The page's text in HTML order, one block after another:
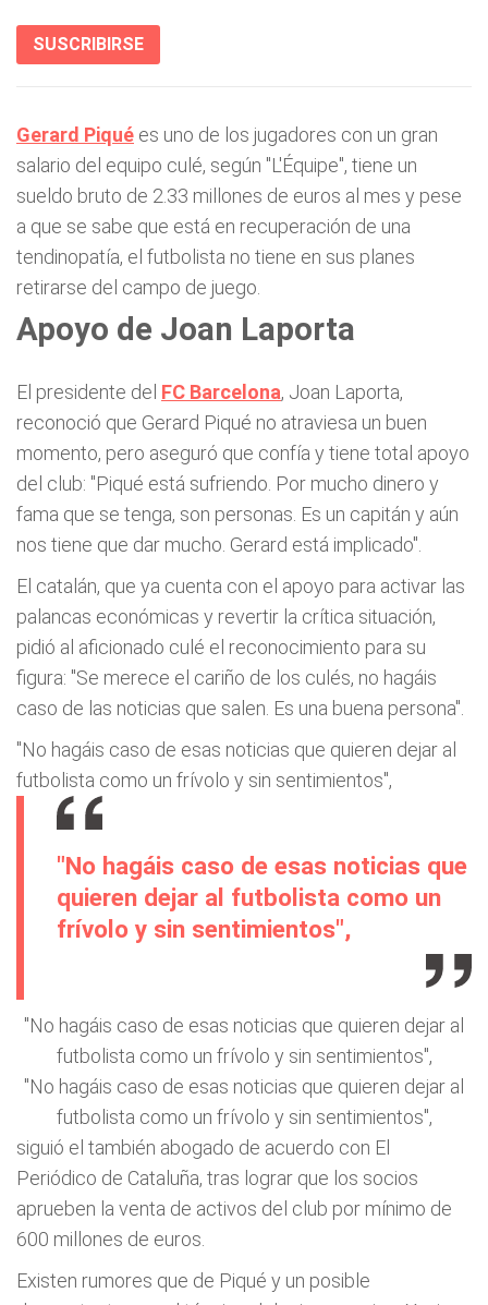
SUSCRIBIRSE
Gerard Piqué es uno de los jugadores con un gran
salario del equipo culé, según "L'Équipe", tiene un
sueldo bruto de 2.33 millones de euros al mes y pese
a que se sabe que está en recuperación de una
tendinopatía, el futbolista no tiene en sus planes
retirarse del campo de juego.
Apoyo de Joan Laporta
El presidente del FC Barcelona, Joan Laporta,
reconoció que Gerard Piqué no atraviesa un buen
momento, pero aseguró que confía y tiene total apoyo
del club: "Piqué está sufriendo. Por mucho dinero y
fama que se tenga, son personas. Es un capitán y aún
nos tiene que dar mucho. Gerard está implicado".
El catalán, que ya cuenta con el apoyo para activar las
palancas económicas y revertir la crítica situación,
pidió al aficionado culé el reconocimiento para su
figura: "Se merece el cariño de los culés, no hagáis
caso de las noticias que salen. Es una buena persona".
"No hagáis caso de esas noticias que quieren dejar al
futbolista como un frívolo y sin sentimientos",
"No hagáis caso de esas noticias que
quieren dejar al futbolista como un
frívolo y sin sentimientos",
"No hagáis caso de esas noticias que quieren dejar al
futbolista como un frívolo y sin sentimientos",
"No hagáis caso de esas noticias que quieren dejar al
futbolista como un frívolo y sin sentimientos",
siguió el también abogado de acuerdo con El
Periódico de Cataluña, tras lograr que los socios
aprueben la venta de activos del club por mínimo de
600 millones de euros.
Existen rumores que de Piqué y un posible